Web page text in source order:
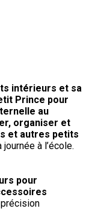
intérieurs et sa
Prince pour
au
organiser et
et autres petits
à l’école.
pour